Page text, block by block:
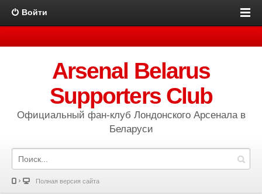
Войти
Arsenal Belarus
Supporters Club
Официальный фан-клуб Лондонского Арсенала в
Беларуси
Полная версия сайта